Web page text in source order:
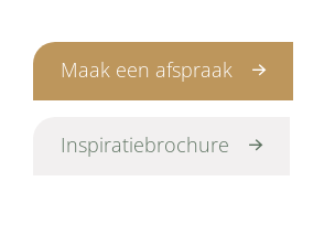
Maak een afspraak
Inspiratiebrochure